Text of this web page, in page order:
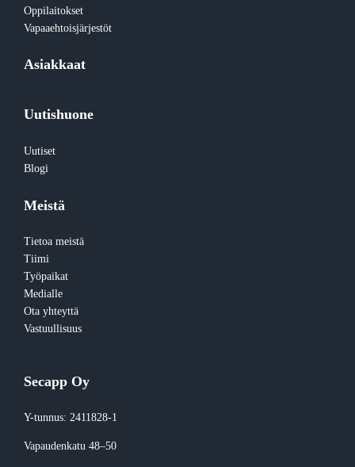
Oppilaitokset
Vapaaehtoisjärjestöt
Asiakkaat
Uutishuone
Uutiset
Blogi
Meistä
Tietoa meistä
Tiimi
Työpaikat
Medialle
Ota yhteyttä
Vastuullisuus
Secapp Oy
Y-tunnus: 2411828-1
Vapaudenkatu 48–50